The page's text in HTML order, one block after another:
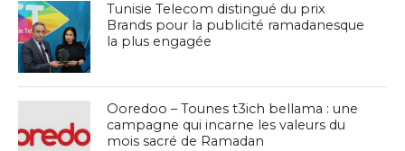
Tunisie Telecom distingué du prix
Brands pour la publicité ramadanesque
la plus engagée
Ooredoo – Tounes t3ich bellama : une
campagne qui incarne les valeurs du
mois sacré de Ramadan